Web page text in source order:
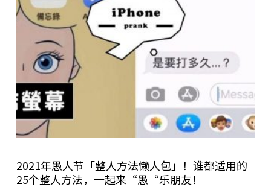
2021年愚人节「整人方法懒人包」！谁都适用的
25个整人方法，一起来“愚“乐朋友！